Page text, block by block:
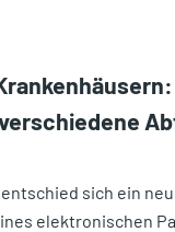
sich ein
elektronischen